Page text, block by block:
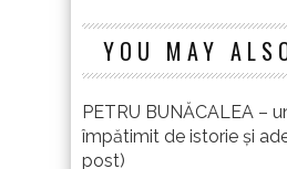
YOU MAY
PETRU BUNĂCALEA –
împătimit de istorie și
post)